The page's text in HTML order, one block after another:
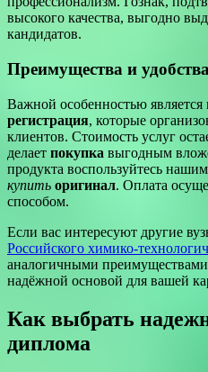
высокого качества, выгодно
кандидатов.
Преимущества и удобства
Важной особенностью является
регистрация, которые
клиентов. Стоимость услуг
делает покупка выгодным
продукта воспользуйтесь
купить оригинал. Оплата
способом.
Если вас интересуют другие
Российского химико-
аналогичными
надёжной основой для вашей
Как выбрать
диплома